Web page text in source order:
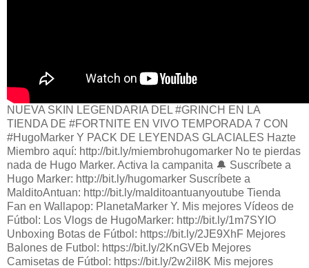
NUEVA SKIN LEGENDARIA DEL #GRINCH EN LA
TIENDA DE #FORTNITE EN VIVO TEMPORADA 7 CON
#HugoMarker Y PACK DE LEYENDAS GLACIALES Hazte
Miembro aquí: http://bit.ly/miembrohugomarker No te pierdas
nada de Hugo Marker. Activa la campanita 🔔 Suscríbete a
Hugo Marker: http://bit.ly/hugomarker Suscríbete a
MalditoAntuan: http://bit.ly/malditoantuanyoutube Tienda
Fan en Wallapop: PlanetaMarker Y. Mis mejores Vídeos de
Fútbol: Los Vlogs de HugoMarker: http://bit.ly/1m7SYIO
Unboxing Botas de Fútbol: https://bit.ly/2JE9XhF Mejores
Balones de Futbol: https://bit.ly/2KnGVEb Mejores
Camisetas de Fútbol: https://bit.ly/2w2il8K Mis mejores